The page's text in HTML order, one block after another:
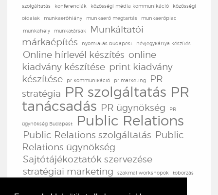
szolgáltatás konferenciák közösségi média kommunikáció közösségi
oldalak munkaerőhiány munkaerő megtartás munkaerőpiac
munkahely munkatársak
Munkáltatói
márkaépítés
nyomtatás budapest névjegykártya készítés
Online hírlevél készítés online
kiadvány készítése print kiadvány
készítése
pr kommunikáció pr marketing
PR
stratégia PR szolgáltatás PR
tanácsadás PR ügynökség PR
ügynökség Budapest Public Relations
Public Relations szolgáltatás Public
Relations ügynökség
Sajtótájékoztatók szervezése
stratégiai marketing
szakmai workshopok toborzás